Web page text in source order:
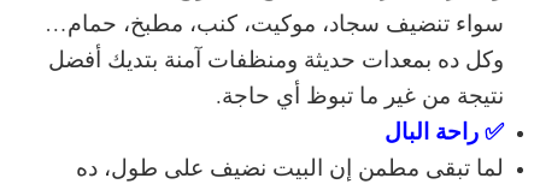
سواء تنضيف سجاد، موكيت، كنب، مطبخ، حمام…
وكل ده بمعدات حديثة ومنظفات آمنة بتديك أفضل
نتيجة من غير ما تبوظ أي حاجة.
✅ راحة البال
لما تبقى مطمن إن البيت نضيف على طول، ده